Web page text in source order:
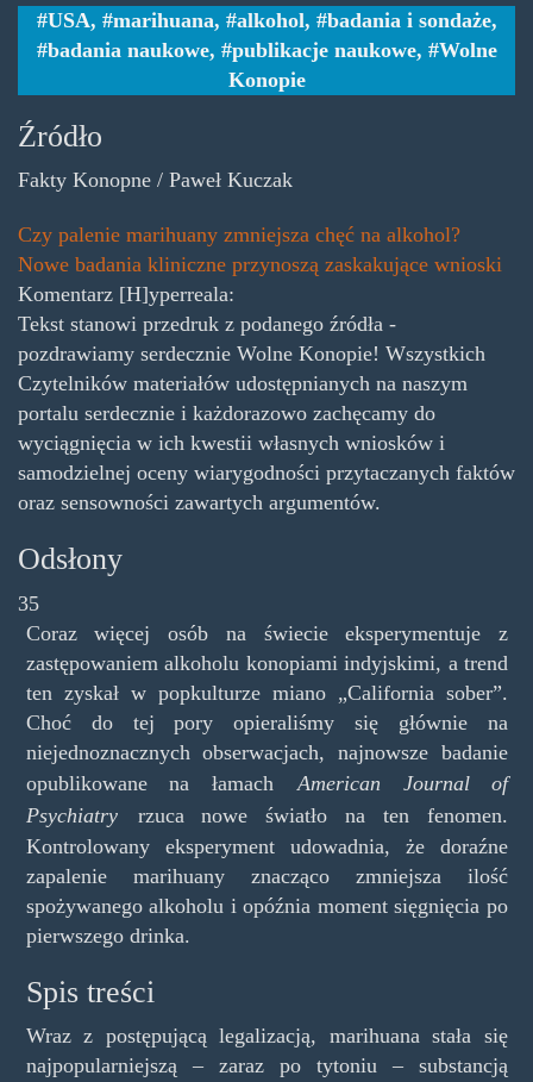
USA, marihuana, alkohol, badania i sondaże,
badania naukowe, publikacje naukowe,
Wolne
Konopie
Źródło
Fakty Konopne / Paweł Kuczak
Czy palenie marihuany zmniejsza chęć na alkohol?
Nowe badania kliniczne przynoszą zaskakujące wnioski
Komentarz [H]yperreala:
Tekst stanowi przedruk z podanego źródła -
pozdrawiamy serdecznie Wolne Konopie! Wszystkich
Czytelników materiałów udostępnianych na naszym
portalu serdecznie i każdorazowo zachęcamy do
wyciągnięcia w ich kwestii własnych wniosków i
samodzielnej oceny wiarygodności przytaczanych faktów
oraz sensowności zawartych argumentów.
Odsłony
35
Coraz więcej osób na świecie eksperymentuje z
zastępowaniem alkoholu konopiami indyjskimi, a trend
ten zyskał w popkulturze miano „California sober”.
Choć do tej pory opieraliśmy się głównie na
niejednoznacznych obserwacjach, najnowsze badanie
opublikowane na łamach
American Journal of
Psychiatry rzuca nowe światło na ten fenomen.
Kontrolowany eksperyment udowadnia, że doraźne
zapalenie marihuany znacząco zmniejsza ilość
spożywanego alkoholu i opóźnia moment sięgnięcia po
pierwszego drinka.
Spis treści
Wraz z postępującą legalizacją, marihuana stała się
najpopularniejszą – zaraz po tytoniu – substancją